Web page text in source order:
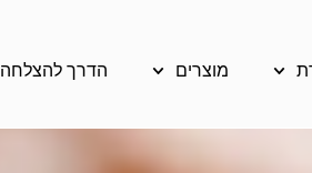
מוצרים הדרך להצלחה